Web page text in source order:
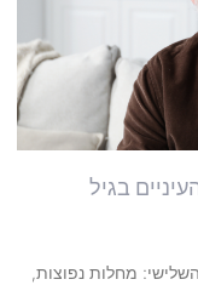
בגיל
מחלות נפוצות,